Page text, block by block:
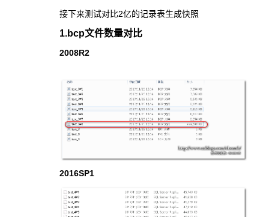
接下来测试对比2亿的记录表生成快照
1.bcp文件数量对比
2008R2
2016SP1